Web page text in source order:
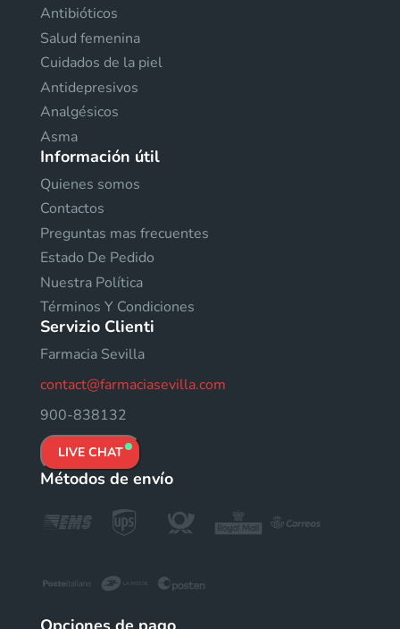
Antibióticos
Salud femenina
Cuidados de la piel
Antidepresivos
Analgésicos
Asma
Información útil
Quienes somos
Contactos
Preguntas mas frecuentes
Estado De Pedido
Nuestra Política
Términos Y Condiciones
Servizio Clienti
Farmacia Sevilla
contact@farmaciasevilla.com
900-838132
LIVE CHAT
Métodos de envío